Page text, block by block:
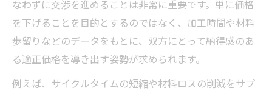
なわずに交渉を進めることは非常に重要です。単に価格
を下げることを目的とするのではなく、加工時間や材料
歩留りなどのデータをもとに、双方にとって納得感のあ
る適正価格を導き出す姿勢が求められます。
例えば、サイクルタイムの短縮や材料ロスの削減をサプ